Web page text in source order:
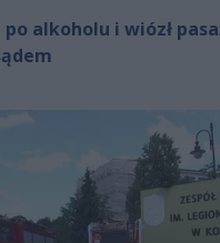
po alkoholu i wiózł